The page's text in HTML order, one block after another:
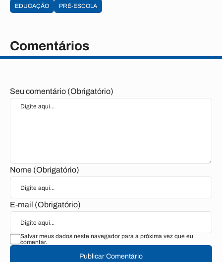
EDUCAÇÃO PRÉ-ESCOLA
Comentários
Seu comentário (Obrigatório)
Nome (Obrigatório)
E-mail (Obrigatório)
Salvar meus dados neste navegador para a próxima vez que eu
comentar.
Publicar Comentário